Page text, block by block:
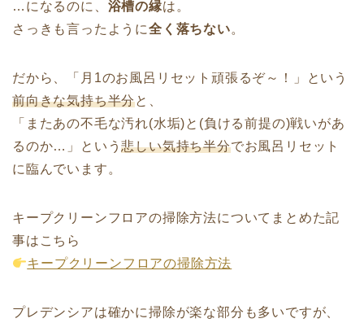
…になるのに、 浴槽の縁は。
さっきも言ったように全く落ちない。
だから、「月1のお風呂リセット頑張るぞ～！」という
前向きな気持ち半分と、
「またあの不毛な汚れ(水垢)と(負ける前提の)戦いがあ
るのか…」という悲しい気持ち半分でお風呂リセット
に臨んでいます。
キープクリーンフロアの掃除方法についてまとめた記
事はこちら
キープクリーンフロアの掃除方法
プレデンシアは確かに掃除が楽な部分も多いですが、